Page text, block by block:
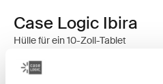
Case Logic Ibira
Hülle für ein 10-Zoll-Tablet
€ 14,99